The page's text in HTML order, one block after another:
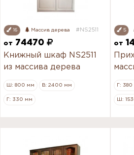
16 Массив дерева #NS2511
от
74470
Книжный шкаф NS2511
из массива дерева
Ш: 800 мм В: 2400 мм
Г: 330 мм
5
от
Г:
Ш: